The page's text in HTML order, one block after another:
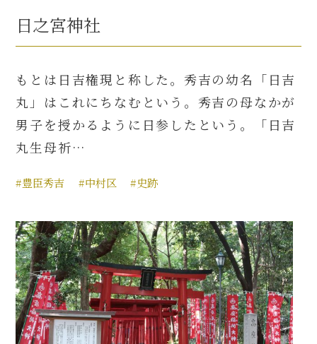
日之宮神社
もとは日吉権現と称した。秀吉の幼名「日吉
丸」はこれにちなむという。秀吉の母なかが
男子を授かるように日参したという。「日吉
丸生母祈…
#豊臣秀吉 #中村区 #史跡